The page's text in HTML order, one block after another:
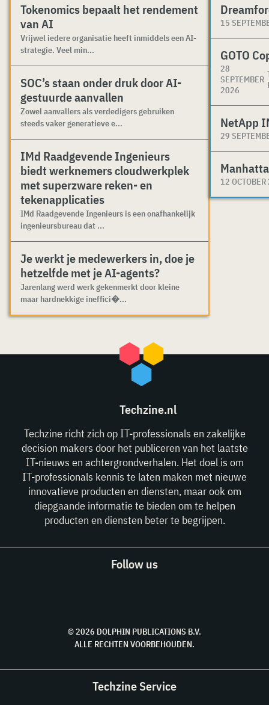
Tokenomics bepaalt het rendement
van AI
Vrijwel iedere organisatie heeft inmiddels een AI-
strategie. Veel min...
SOC’s staan onder druk door AI-
gestuurde aanvallen
Zowel aanvallers als verdedigers gebruiken
steeds vaker generatieve e...
IMd Raadgevende Ingenieurs
biedt werknemers cloudwerkplek
met superzware reken- en
tekenapplicaties
IMd Raadgevende Ingenieurs is een onafhankelijk
ingenieursbureau dat ...
Je werkt je medewerkers in, doe je
hetzelfde met je AI-agents?
Jarenlang werd werk gekenmerkt door kleine
maar hardnekkige ineffici�...
15
GOTO
28
SEPTEMBER
2026
NetApp
29
12
Techzine.nl
Techzine richt zich op IT-professionals en zakelijke
decision makers door het publiceren van het laatste
IT-nieuws en achtergrondverhalen. Het doel is om
IT-professionals kennis te laten maken met nieuwe
innovatieve producten en diensten, maar ook om
diepgaande informatie te bieden om te helpen
producten en diensten beter te begrijpen.
Follow us
© 2026 DOLPHIN PUBLICATIONS B.V.
ALLE RECHTEN VOORBEHOUDEN.
Techzine Service